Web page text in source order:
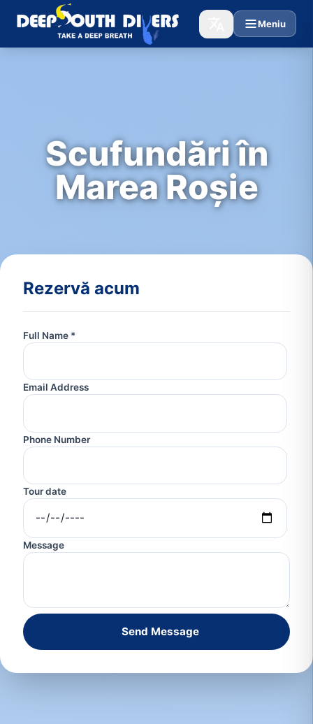
Meniu
Scufundări în
Marea Roșie
Rezervă acum
Full Name *
Email Address
Phone Number
Tour date
Message
Send Message